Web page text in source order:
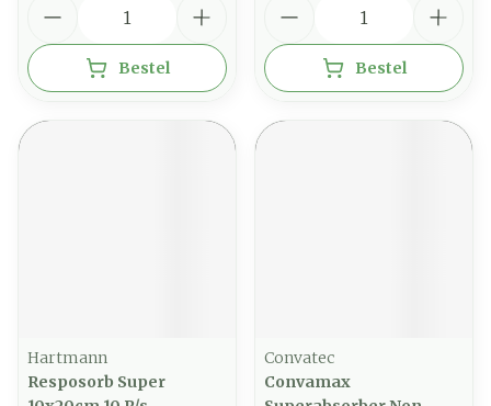
Bestel Bestel
Hartmann
Resposorb Super
Convatec
Convamax